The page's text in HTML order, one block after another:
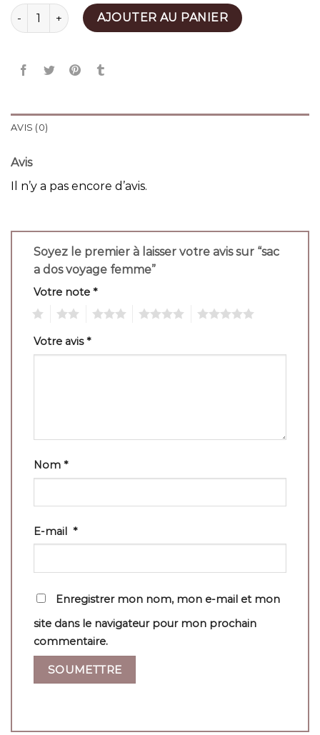
quantité de sac a dos voyage femme
AJOUTER AU PANIER
AVIS (0)
Avis
Il n’y a pas encore d’avis.
Soyez le premier à laisser votre avis sur “sac
a dos voyage femme”
Votre note *
Votre avis*
Nom *
E-mail *
Enregistrer mon nom, mon e-mail et mon
site dans le navigateur pour mon prochain
commentaire.